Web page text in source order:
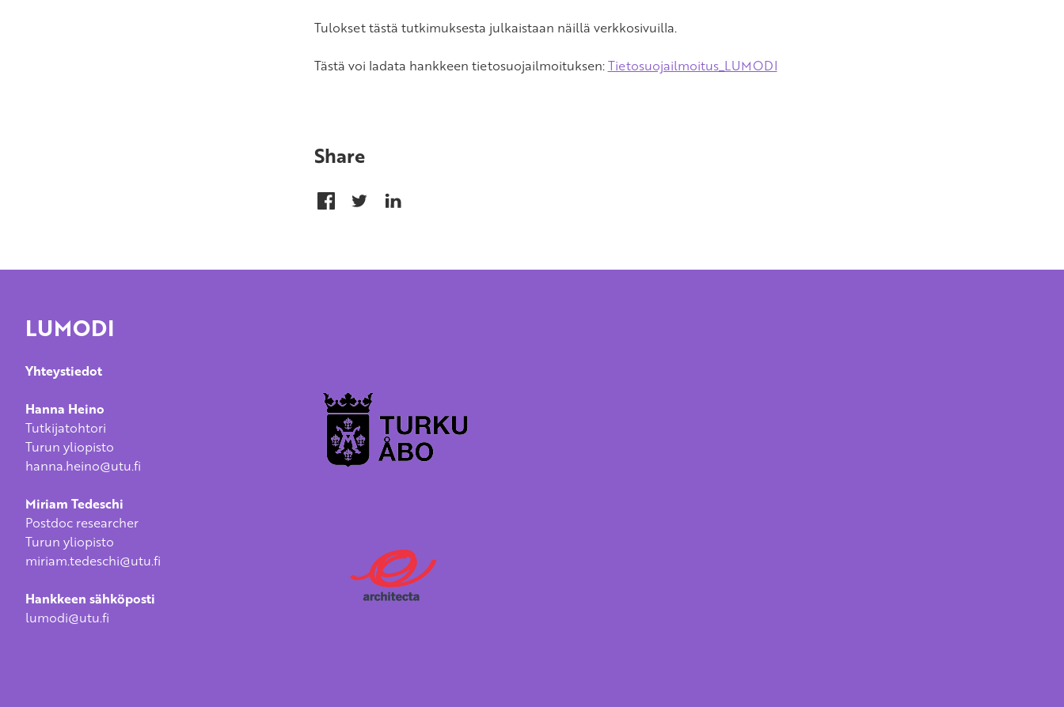
Tulokset tästä tutkimuksesta julkaistaan näillä verkkosivuilla.
Tästä voi ladata hankkeen tietosuojailmoituksen:Tietosuojailmoitus_LUMODI
Share
LUMODI
Yhteystiedot
Hanna Heino
Tutkijatohtori
Turun yliopisto
hanna.heino@utu.fi
Miriam Tedeschi
Postdoc researcher
Turun yliopisto
miriam.tedeschi@utu.fi
Hankkeen sähköposti
lumodi@utu.fi